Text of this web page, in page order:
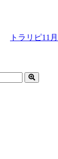
トラリピ11